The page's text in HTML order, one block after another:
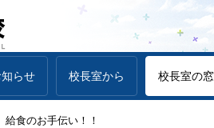
らせ 校長室から 校長室の
食のお手伝い！！